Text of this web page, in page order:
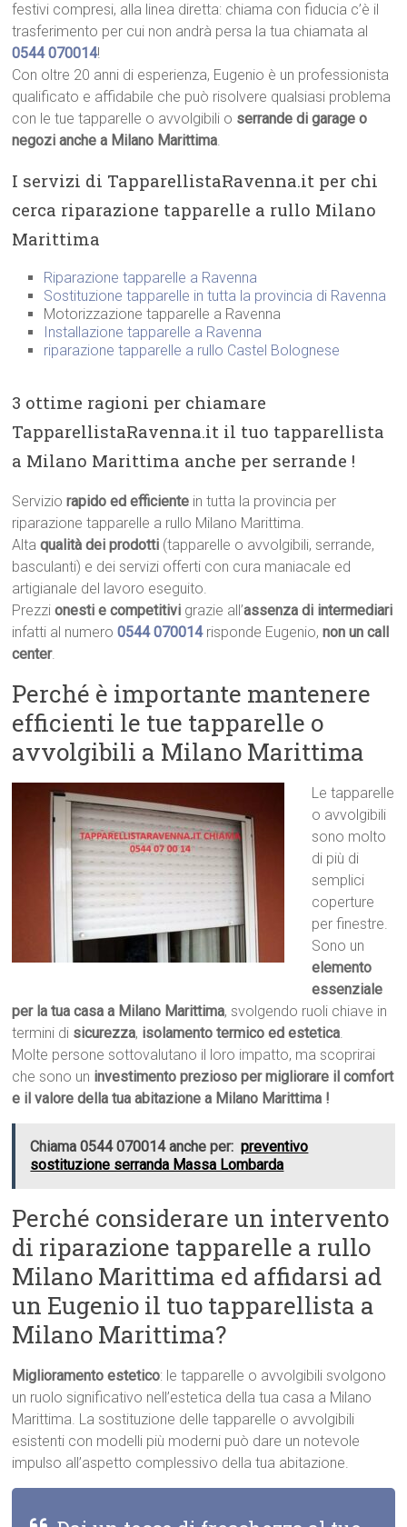
festivi compresi, alla linea diretta: chiama con fiducia c’è il
trasferimento per cui non andrà persa la tua chiamata al
0544 070014!
Con oltre 20 anni di esperienza, Eugenio è un professionista
qualificato e affidabile che può risolvere qualsiasi problema
con le tue tapparelle o avvolgibili o serrande di garage o
negozi anche a Milano Marittima.
I servizi di TapparellistaRavenna.it per chi
cerca riparazione tapparelle a rullo Milano
Marittima
Riparazione tapparelle a Ravenna
Sostituzione tapparelle in tutta la provincia di Ravenna
Motorizzazione tapparelle a Ravenna
Installazione tapparelle a Ravenna
riparazione tapparelle a rullo Castel Bolognese
3 ottime ragioni per chiamare
TapparellistaRavenna.it il tuo tapparellista
a Milano Marittima anche per serrande !
Serviziorapido ed efficiente in tutta la provincia per
riparazione tapparelle a rullo Milano Marittima.
Altaqualità dei prodotti (tapparelle o avvolgibili, serrande,
basculanti) e dei servizi offerti con cura maniacale ed
artigianale del lavoro eseguito.
Prezzionesti e competitivi grazie all’assenza di intermediari
infatti al numero0544 070014 risponde Eugenio,non un call
center.
Perché è importante mantenere
efficienti le tue tapparelle o
avvolgibili a Milano Marittima
Le tapparelle
o avvolgibili
sono molto
di più di
semplici
coperture
per finestre.
Sono un
elemento
essenziale
per la tua casa a Milano Marittima, svolgendo ruoli chiave in
termini di sicurezza, isolamento termico ed estetica.
Molte persone sottovalutano il loro impatto, ma scoprirai
che sono un investimento prezioso per migliorare il comfort
e il valore della tua abitazione a Milano Marittima !
Chiama 0544 070014 anche per: preventivo
sostituzione serranda Massa Lombarda
Perché considerare un intervento
di riparazione tapparelle a rullo
Milano Marittima ed affidarsi ad
un Eugenio il tuo tapparellista a
Milano Marittima?
Miglioramento estetico: le tapparelle o avvolgibili svolgono
un ruolo significativo nell’estetica della tua casa a Milano
Marittima. La sostituzione delle tapparelle o avvolgibili
esistenti con modelli più moderni può dare un notevole
impulso all’aspetto complessivo della tua abitazione.